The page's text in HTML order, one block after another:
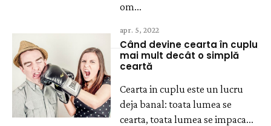
om...
apr. 5, 2022
Când devine cearta în cuplu
mai mult decât o simplă
ceartă
Cearta in cuplu este un lucru
deja banal: toata lumea se
cearta, toata lumea se impaca...